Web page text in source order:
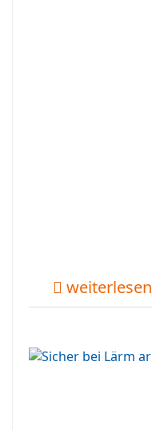
weiterlesen